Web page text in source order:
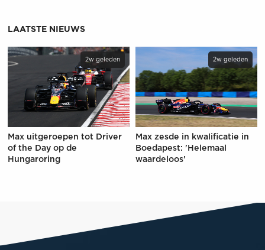
LAATSTE NIEUWS
2w geleden
Max uitgeroepen tot Driver
of the Day op de
Hungaroring
2w geleden
Max zesde in kwalificatie in
Boedapest: 'Helemaal
waardeloos'